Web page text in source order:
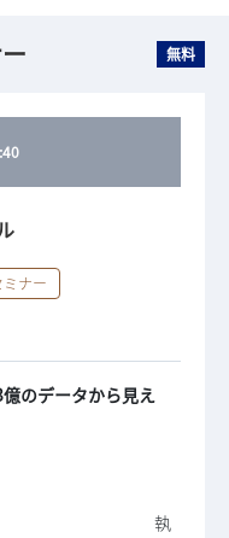
無料
ナー
のデータから見え
フール